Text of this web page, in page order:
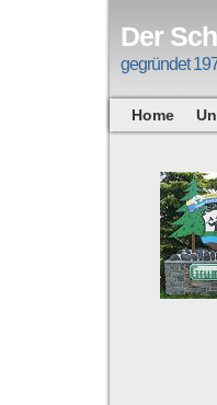
Der
gegründet
Home